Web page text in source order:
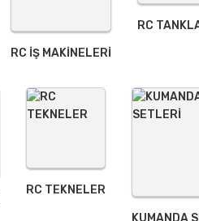
RC İŞ MAKİNELERİ
RC
RC TEKNELER
KUMANDA